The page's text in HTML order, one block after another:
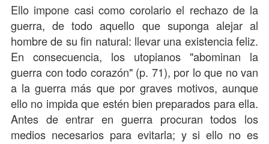
Ello impone casi como corolario el rechazo de la
guerra, de todo aquello que suponga alejar al
hombre de su fin natural: llevar una existencia feliz.
En consecuencia, los utopianos "abominan la
guerra con todo corazón" (p. 71), por lo que no van
a la guerra más que por graves motivos, aunque
ello no impida que estén bien preparados para ella.
Antes de entrar en guerra procuran todos los
medios necesarios para evitarla; y si ello no es